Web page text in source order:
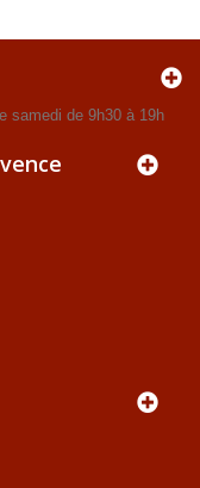
samedi de 9h30 à 19h